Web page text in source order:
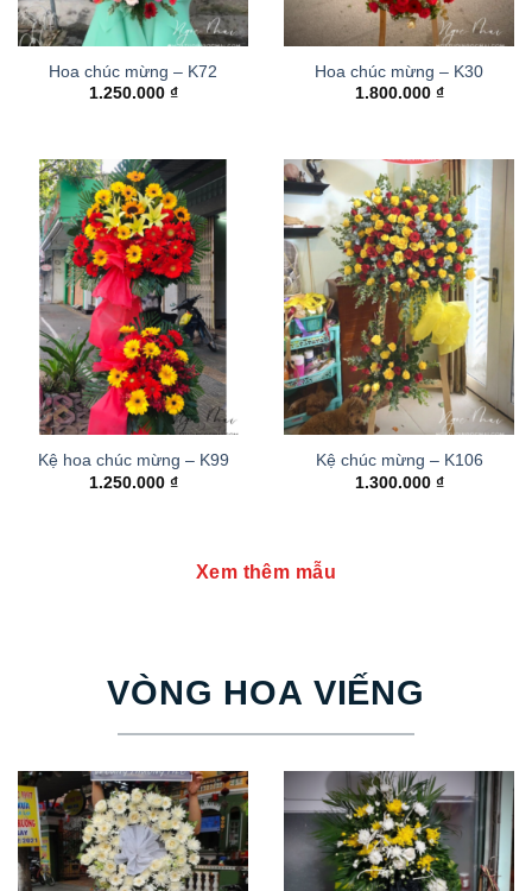
Hoa chúc mừng – K72
1.250.000 ₫
Hoa chúc mừng – K30
1.800.000 ₫
Kệ hoa chúc mừng – K99
1.250.000 ₫
Kệ chúc mừng – K106
1.300.000 ₫
Xem thêm mẫu
VÒNG HOA VIẾNG